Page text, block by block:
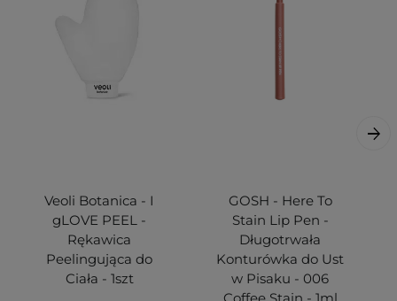
Veoli Botanica - I
gLOVE PEEL -
Rękawica
Peelingująca do
Ciała - 1szt
GOSH - Here To
Stain Lip Pen -
Długotrwała
Konturówka do Ust
w Pisaku - 006